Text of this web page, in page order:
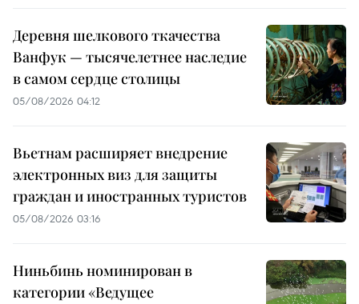
Деревня шелкового ткачества
Ванфук — тысячелетнее наследие
в самом сердце столицы
05/08/2026 04:12
Вьетнам расширяет внедрение
электронных виз для защиты
граждан и иностранных туристов
05/08/2026 03:16
Ниньбинь номинирован в
категории «Ведущее